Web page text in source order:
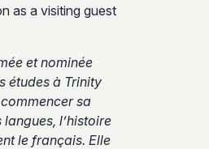
as a visiting guest
et nominée
études à Trinity
sa
l’histoire
le français. Elle